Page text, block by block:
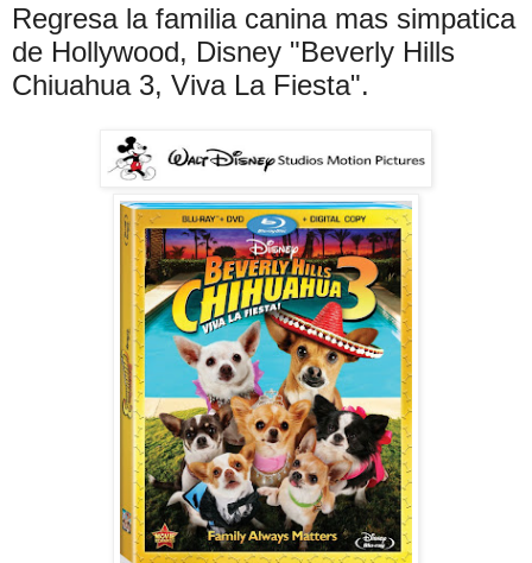
Regresa la familia canina mas simpatica
de Hollywood, Disney "Beverly Hills
Chiuahua 3, Viva La Fiesta".